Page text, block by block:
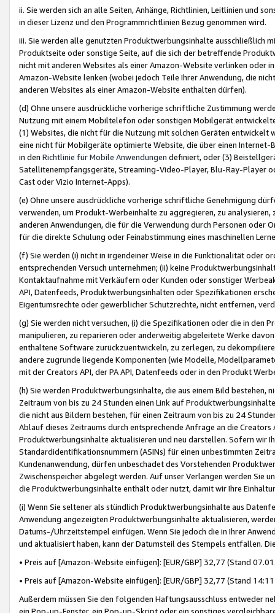
ii. Sie werden sich an alle Seiten, Anhänge, Richtlinien, Leitlinien und
in dieser Lizenz und den Programmrichtlinien Bezug genommen wird.
iii. Sie werden alle genutzten Produktwerbungsinhalte ausschließlich
Produktseite oder sonstige Seite, auf die sich der betreffende
nicht mit anderen Websites als einer Amazon-Website verlinken oder
Amazon-Website lenken (wobei jedoch Teile Ihrer Anwendung, die
anderen Websites als einer Amazon-Website enthalten dürfen).
(d) Ohne unsere ausdrückliche vorherige schriftliche Zustimmung
Nutzung mit einem Mobiltelefon oder sonstigen Mobilgerät
(1) Websites, die nicht für die Nutzung mit solchen Geräten
eine nicht für Mobilgeräte optimierte Website, die über einen
in den Richtlinie für Mobile Anwendungen definiert, oder (3)
Satellitenempfangsgeräte, Streaming-Video-Player, Blu-Ray-Player
Cast oder Vizio Internet-Apps).
(e) Ohne unsere ausdrückliche vorherige schriftliche Genehmigung
verwenden, um Produkt-Werbeinhalte zu aggregieren, zu
anderen Anwendungen, die für die Verwendung durch Personen
für die direkte Schulung oder Feinabstimmung eines maschinellen
(f) Sie werden (i) nicht in irgendeiner Weise in die Funktionalität oder
entsprechenden Versuch unternehmen; (ii) keine
Kontaktaufnahme mit Verkäufern oder Kunden oder sonstiger
API, Datenfeeds, Produktwerbungsinhalten oder Spezifikationen
Eigentumsrechte oder gewerblicher Schutzrechte, nicht entfernen,
(g) Sie werden nicht versuchen, (i) die Spezifikationen oder die in
manipulieren, zu reparieren oder anderweitig abgeleitete Werke
enthaltene Software zurückzuentwickeln, zu zerlegen, zu
andere zugrunde liegende Komponenten (wie Modelle,
mit der Creators API, der PA API, Datenfeeds oder in den Produkt
(h) Sie werden Produktwerbungsinhalte, die aus einem Bild bestehen,
Zeitraum von bis zu 24 Stunden einen Link auf
die nicht aus Bildern bestehen, für einen Zeitraum von bis zu 24
Ablauf dieses Zeitraums durch entsprechende Anfrage an die
Produktwerbungsinhalte aktualisieren und neu darstellen. Sofern wir
Standardidentifikationsnummern (ASINs) für einen unbestimmten
Kundenanwendung, dürfen unbeschadet des Vorstehenden
Zwischenspeicher abgelegt werden. Auf unser Verlangen werden Sie
die Produktwerbungsinhalte enthält oder nutzt, damit wir Ihre
(i) Wenn Sie seltener als stündlich Produktwerbungsinhalte aus
Anwendung angezeigten Produktwerbungsinhalte aktualisieren,
Datums-/Uhrzeitstempel einfügen. Wenn Sie jedoch die in Ihrer
und aktualisiert haben, kann der Datumsteil des Stempels entfallen.
• Preis auf [Amazon-Website einfügen]: [EUR/GBP] 32,77 (Stand
• Preis auf [Amazon-Website einfügen]: [EUR/GBP] 32,77 (Stand
Außerdem müssen Sie den folgenden Haftungsausschluss entweder
ein Pop-up-Fenster, ein Pop-up-Skript oder ein sonstiges